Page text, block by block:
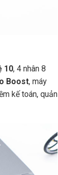
10, 4 nhân 8
Boost, máy
kế toán, quản